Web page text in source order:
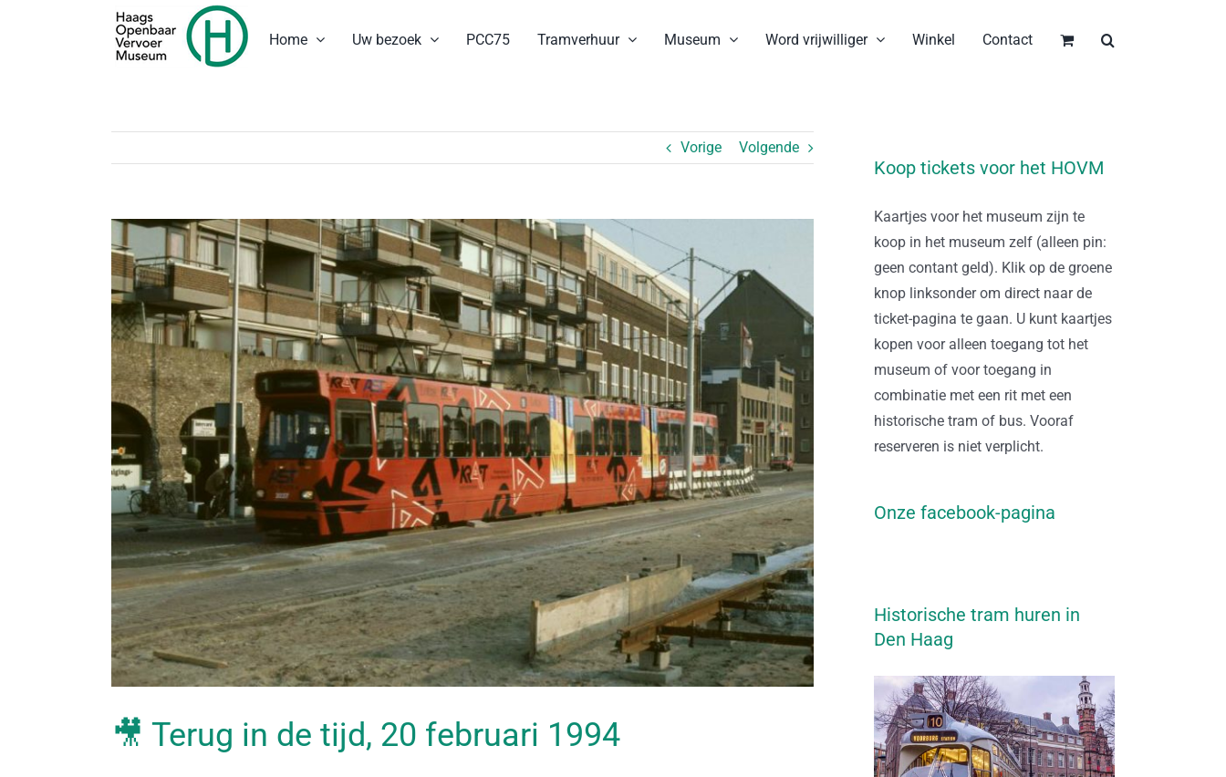
Home Uw bezoek PCC75 Tramverhuur Museum Word vrijwilliger Winkel Contact
Vorige Volgende
Bekijk
grotere
afbeelding
🎥 Terug in de tijd, 20 februari 1994
Koop tickets voor het HOVM
Kaartjes voor het museum zijn te
koop in het museum zelf (alleen pin:
geen contant geld). Klik op de groene
knop linksonder om direct naar de
ticket-pagina te gaan. U kunt kaartjes
kopen voor alleen toegang tot het
museum of voor toegang in
combinatie met een rit met een
historische tram of bus. Vooraf
reserveren is niet verplicht.
Onze facebook-pagina
Historische tram huren in
Den Haag